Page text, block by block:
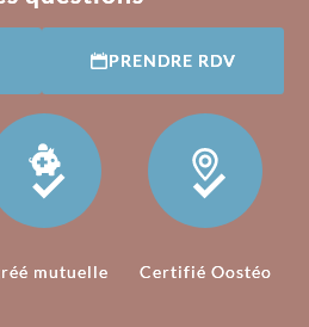
PRENDRE RDV
mutuelle Certifié Oostéo